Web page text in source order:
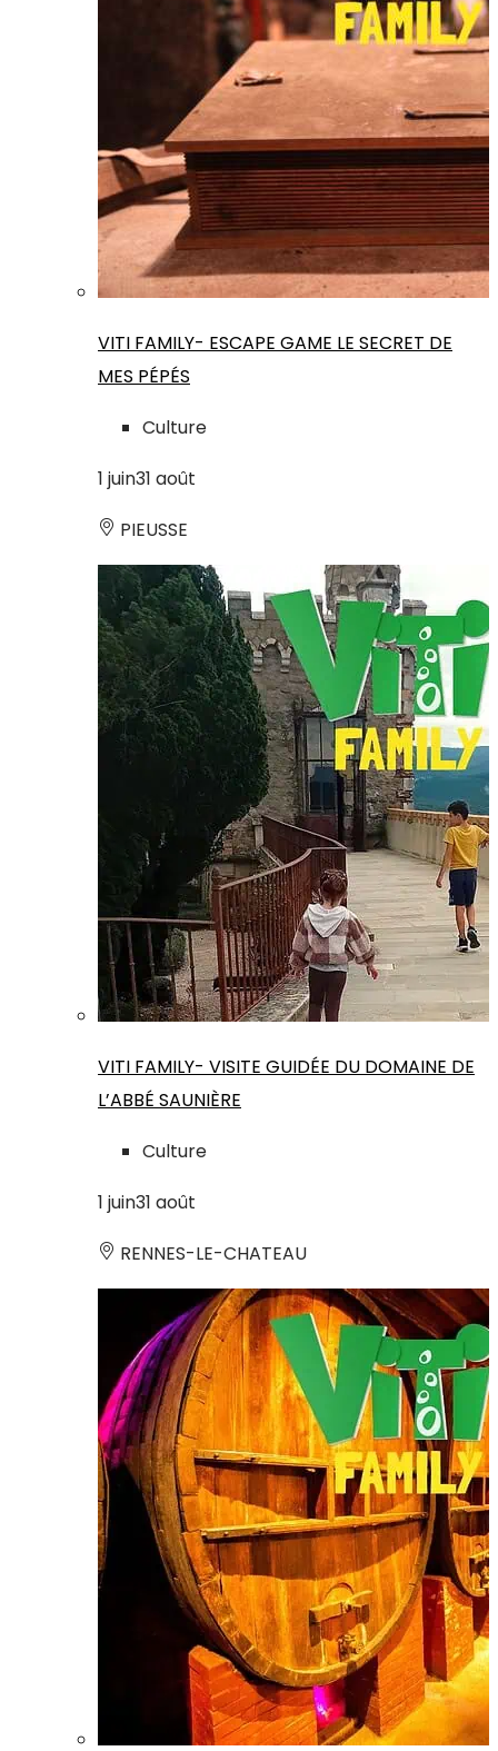
VITI FAMILY- ESCAPE GAME LE SECRET DE
MES PÉPÉS
Culture
1 juin31 août
PIEUSSE
VITI FAMILY- VISITE GUIDÉE DU DOMAINE DE
L’ABBÉ SAUNIÈRE
Culture
1 juin31 août
RENNES-LE-CHATEAU